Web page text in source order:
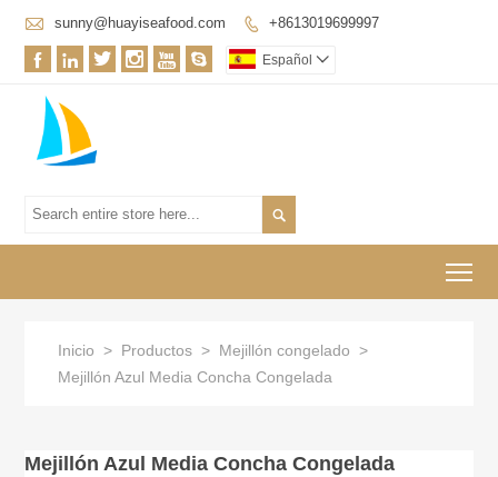
 sunny@huayiseafood.com  +8613019699997
      Español 

Inicio > Productos > Mejillón congelado >
Mejillón Azul Media Concha Congelada
Mejillón Azul Media Concha Congelada